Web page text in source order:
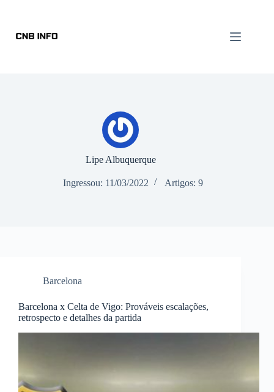
Lipe Albuquerque
Ingressou: 11/03/2022 Artigos: 9
Barcelona
Barcelona x Celta de Vigo: Prováveis escalações,
retrospecto e detalhes da partida